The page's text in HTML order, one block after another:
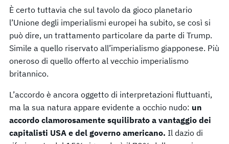
È certo tuttavia che sul tavolo da gioco planetario
l’Unione degli imperialismi europei ha subito, se così si
può dire, un trattamento particolare da parte di Trump.
Simile a quello riservato all’imperialismo giapponese. Più
oneroso di quello offerto al vecchio imperialismo
britannico.
L’accordo è ancora oggetto di interpretazioni fluttuanti,
ma la sua natura appare evidente a occhio nudo: un
accordo clamorosamente squilibrato a vantaggio dei
capitalisti USA e del governo americano. Il dazio di